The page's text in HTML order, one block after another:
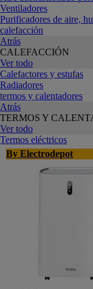
Ventiladores
Purificadores de aire,
calefacción
Atrás
CALEFACCIÓN
Ver todo
Calefactores y estufas
Radiadores
termos y calentadores
Atrás
TERMOS Y
Ver todo
Termos eléctricos
By Electrodepot